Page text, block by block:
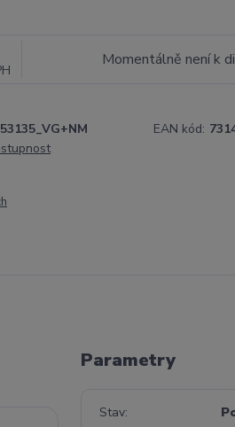
Momentálně není k
53135_VG+NM EAN kód:
Parametry
Stav